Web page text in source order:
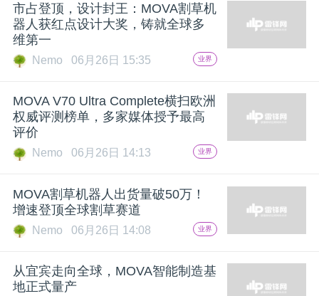
动
心
专
市占登顶，设计封王：MOVA割草机
器人获红点设计大奖，铸就全球多
维第一
Nemo 06月26日 15:35 业界
MOVA V70 Ultra Complete横扫欧洲
权威评测榜单，多家媒体授予最高
评价
Nemo 06月26日 14:13 业界
MOVA割草机器人出货量破50万！
增速登顶全球割草赛道
Nemo 06月26日 14:08 业界
从宜宾走向全球，MOVA智能制造基
地正式量产